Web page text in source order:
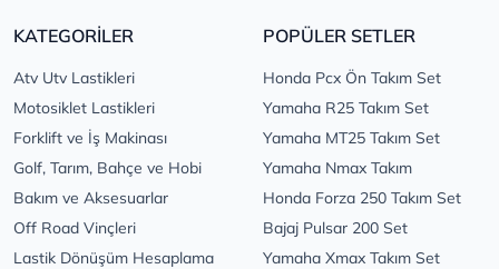
KATEGORİLER
Atv Utv Lastikleri
Motosiklet Lastikleri
Forklift ve İş Makinası
Golf, Tarım, Bahçe ve Hobi
Bakım ve Aksesuarlar
Off Road Vinçleri
Lastik Dönüşüm Hesaplama
POPÜLER SETLER
Honda Pcx Ön Takım Set
Yamaha R25 Takım Set
Yamaha MT25 Takım Set
Yamaha Nmax Takım
Honda Forza 250 Takım Set
Bajaj Pulsar 200 Set
Yamaha Xmax Takım Set